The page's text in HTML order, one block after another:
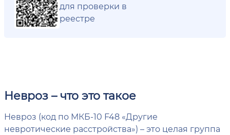
для проверки в
реестре
Невроз – что это такое
Невроз (код по МКБ-10 F48 «Другие
невротические расстройства») – это целая группа